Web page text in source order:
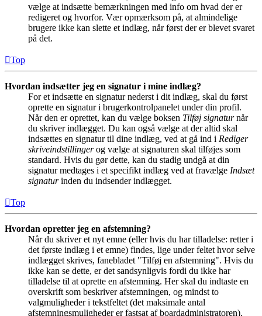
vælge at indsætte bemærkningen med info om hvad der er
redigeret og hvorfor. Vær opmærksom på, at almindelige
brugere ikke kan slette et indlæg, når først der er blevet svaret
på det.
Top
Hvordan indsætter jeg en signatur i mine indlæg?
For et indsætte en signatur nederst i dit indlæg, skal du først
oprette en signatur i brugerkontrolpanelet under din profil.
Når den er oprettet, kan du vælge boksen Tilføj signaturnår
du skriver indlægget. Du kan også vælge at der altid skal
indsættes en signatur til dine indlæg, ved at gå ind i Rediger
skriveindstillingerog vælge at signaturen skal tilføjes som
standard. Hvis du gør dette, kan du stadig undgå at din
signatur medtages i et specifikt indlæg ved at fravælge Indsæt
signaturinden du indsender indlægget.
Top
Hvordan opretter jeg en afstemning?
Når du skriver et nyt emne (eller hvis du har tilladelse: retter i
det første indlæg i et emne) findes, lige under feltet hvor selve
indlægget skrives, fanebladet "Tilføj en afstemning". Hvis du
ikke kan se dette, er det sandsynligvis fordi du ikke har
tilladelse til at oprette en afstemning. Her skal du indtaste en
overskrift som beskriver afstemningen, og mindst to
valgmuligheder i tekstfeltet (det maksimale antal
afstemningsmuligheder er fastsat af boardadministratoren).